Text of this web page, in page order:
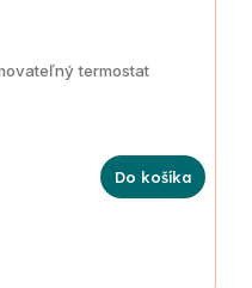
Do košíka
termostat